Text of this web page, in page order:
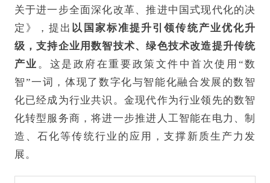
关于进一步全面深化改革、推进中国式现代化的决
定》，提出 以国家标准提升引领传统产业优化升
级，支持企业用数智技术、绿色技术改造提升传统
产业 。这是政府在重要政策文件中首次使用“数
智”一词，体现了数字化与智能化融合发展的数智
化已经成为行业共识。金现代作为行业领先的数智
化转型服务商，将进一步推进人工智能在电力、制
造、石化等传统行业的应用，支撑新质生产力发
展。